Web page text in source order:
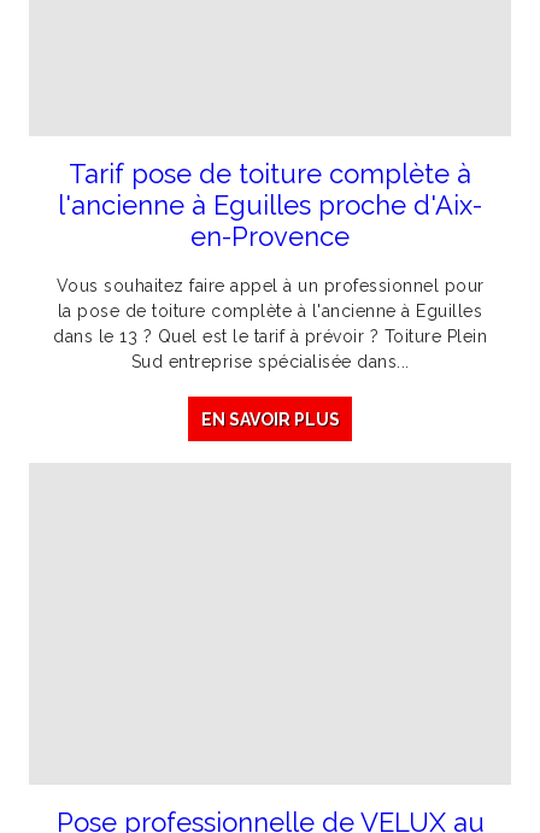
Tarif pose de toiture complète à
l'ancienne à Eguilles proche d'Aix-
en-Provence
Vous souhaitez faire appel à un professionnel pour
la pose de toiture complète à l'ancienne à Eguilles
dans le 13 ? Quel est le tarif à prévoir ? Toiture Plein
Sud entreprise spécialisée dans...
EN SAVOIR PLUS
Pose professionnelle de VELUX au